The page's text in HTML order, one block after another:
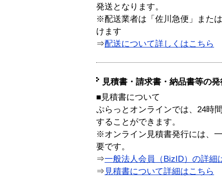
発送となります。
※配送業者は「佐川急便」また
けます
⇒配送について詳しくはこちら
見積書・請求書・納品書等の
■見積書について
ぷらっとオンラインでは、24時
することができます。
※オンライン見積書発行には、
要です。
⇒一般法人会員（BizID）の詳細
⇒ 見積書について詳細はこちら